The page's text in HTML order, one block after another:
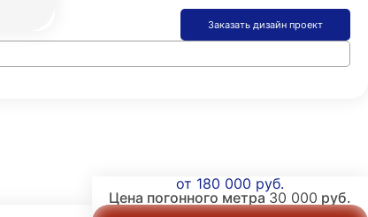
Заказать дизайн проект
от 180 000 руб.
Цена погонного метра30 000 руб.